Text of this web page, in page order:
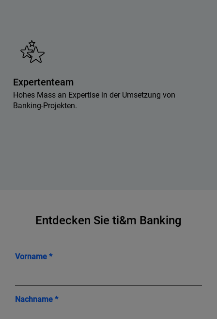
Expertenteam
Hohes Mass an Expertise in der Umsetzung von
Banking-Projekten.
Entdecken Sie ti&m Banking
Vorname *
Nachname *